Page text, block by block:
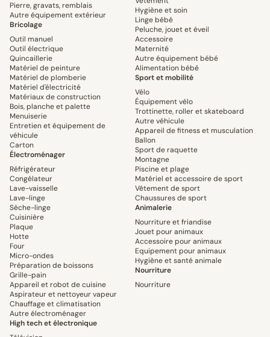
Pierre, gravats, remblais
Autre équipement extérieur
Bricolage
Outil manuel
Outil électrique
Quincaillerie
Matériel de peinture
Matériel de plomberie
Matériel d'électricité
Matériaux de construction
Bois, planche et palette
Menuiserie
Entretien et équipement de
véhicule
Carton
Électroménager
Réfrigérateur
Congélateur
Lave-vaisselle
Lave-linge
Sèche-linge
Cuisinière
Plaque
Hotte
Four
Micro-ondes
Préparation de boissons
Grille-pain
Appareil et robot de cuisine
Aspirateur et nettoyeur vapeur
Chauffage et climatisation
Autre électroménager
High tech et électronique
Hygiène et soin
Linge bébé
Peluche, jouet et éveil
Accessoire
Maternité
Autre équipement bébé
Alimentation bébé
Sport et mobilité
Vélo
Équipement vélo
Trottinette, roller et skateboard
Autre véhicule
Appareil de fitness et musculation
Ballon
Sport de raquette
Montagne
Piscine et plage
Matériel et accessoire de sport
Vêtement de sport
Chaussures de sport
Animalerie
Nourriture et friandise
Jouet pour animaux
Accessoire pour animaux
Equipement pour animaux
Hygiène et santé animale
Nourriture
Nourriture